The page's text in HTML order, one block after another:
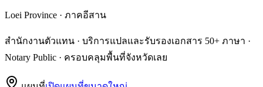
Loei Province · ภาคอีสาน
สำนักงานตัวแทน · บริการแปลและรับรองเอกสาร 50+ ภาษา ·
Notary Public · ครอบคลุมพื้นที่จังหวัดเลย